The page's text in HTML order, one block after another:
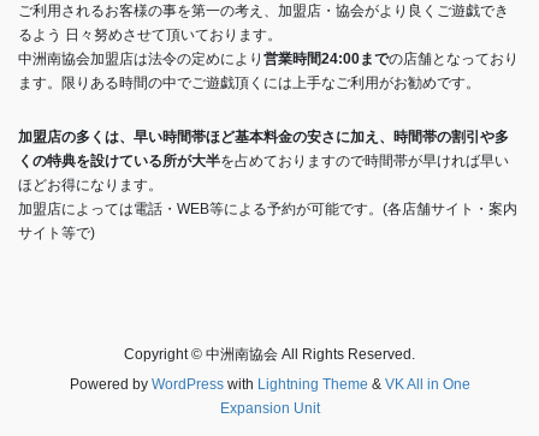
ご利用されるお客様の事を第一の考え、加盟店・協会がより良くご遊戯でき
るよう 日々努めさせて頂いております。
中洲南協会加盟店は法令の定めにより 営業時間24:00までの店舗となっており
ます。限りある時間の中でご遊戯頂くには上手なご利用がお勧めです。
加盟店の多くは、早い時間帯ほど基本料金の安さに加え、時間帯の割引や多
くの特典を設けている所が大半を占めておりますので時間帯が早ければ早い
ほどお得になります。
加盟店によっては電話・WEB等による予約が可能です。(各店舗サイト・案内
サイト等で)
Copyright © 中洲南協会 All Rights Reserved.
Powered by WordPresswith Lightning Theme & VK All in One
Expansion Unit